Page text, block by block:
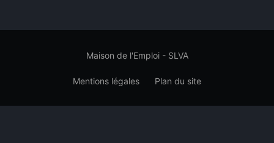
Maison de l'Emploi - SLVA
Mentions légales Plan du site